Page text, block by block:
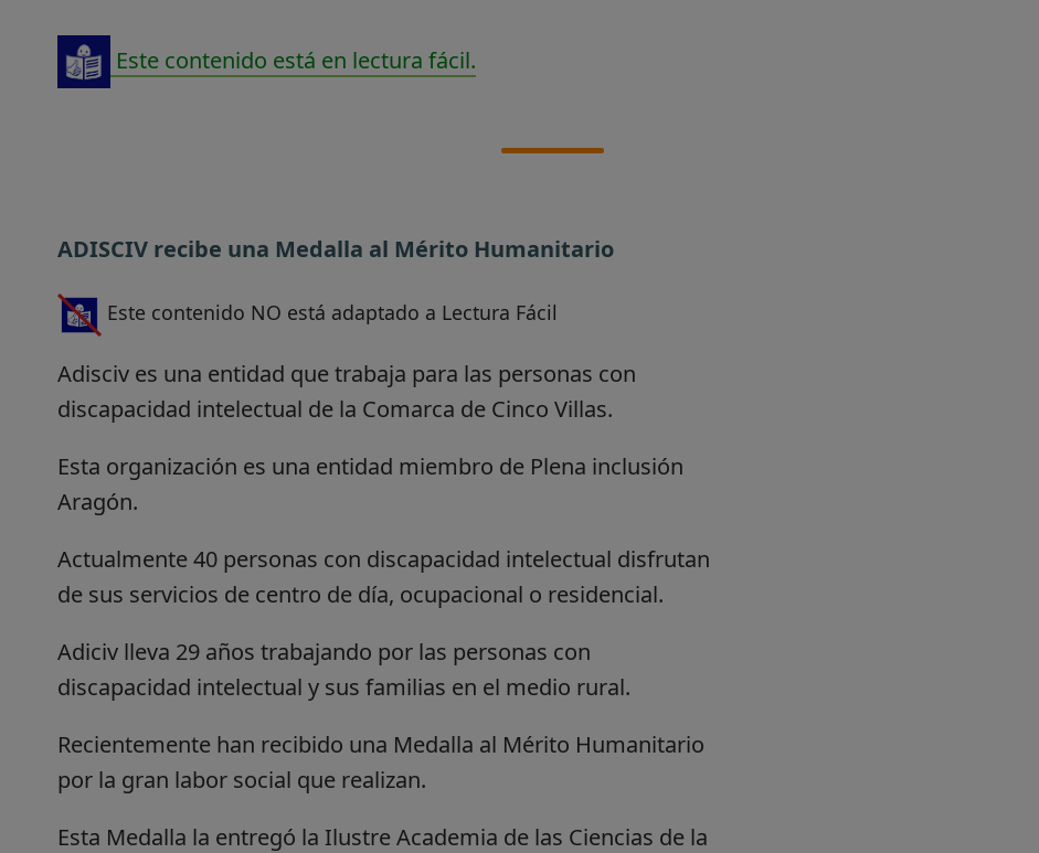
Este contenido está en lectura fácil.
ADISCIV recibe una Medalla al Mérito Humanitario
Este contenido NO está adaptado a Lectura Fácil
Adisciv es una entidad que trabaja para las personas con
discapacidad intelectual de la Comarca de Cinco Villas.
Esta organización es una entidad miembro de Plena inclusión
Aragón.
Actualmente 40 personas con discapacidad intelectual disfrutan
de sus servicios de centro de día, ocupacional o residencial.
Adiciv lleva 29 años trabajando por las personas con
discapacidad intelectual y sus familias en el medio rural.
Recientemente han recibido una Medalla al Mérito Humanitario
por la gran labor social que realizan.
Esta Medalla la entregó la Ilustre Academia de las Ciencias de la